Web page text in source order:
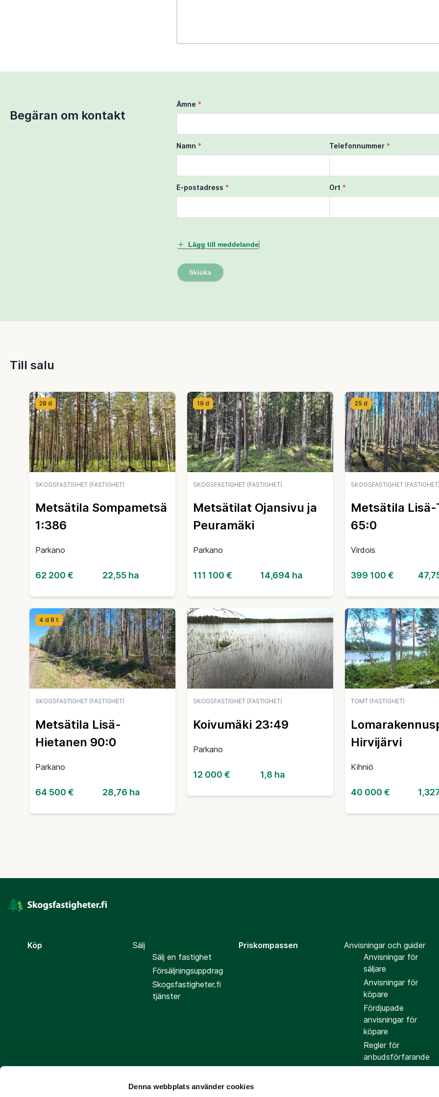
Denna webbplats använder cookies
Begäran om kontakt
Ämne *
Namn * Telefonnummer *
E-postadress * Ort *
Lägg till meddelande
Skicka
Till salu
28 d
SKOGSFASTIGHET (FASTIGHET)
Metsätila Sompametsä
1:386
Parkano
62 200 € 22,55 ha
19 d
SKOGSFASTIGHET (FASTIGHET)
Metsätilat Ojansivu ja
Peuramäki
Parkano
111 100 € 14,694 ha
25 d
SKOGSFASTIGHET
Metsätila
65:0
Virdois
399 100 €
4 d 8 t
SKOGSFASTIGHET (FASTIGHET)
Metsätila Lisä-
Hietanen 90:0
Parkano
64 500 € 28,76 ha
SKOGSFASTIGHET (FASTIGHET)
Koivumäki 23:49
Parkano
12 000 € 1,8 ha
TOMT (FASTIGHET)
Hirvijärvi
Kihniö
40 000 €
Köp
Sälj
Sälj en fastighet
Försäljningsuppdrag
Skogsfastigheter.fi
tjänster
Priskompassen
Anvisningar och guider
Anvisningar för
säljare
Anvisningar för
köpare
Fördjupade
anvisningar för
köpare
Regler för
anbudsförfarande